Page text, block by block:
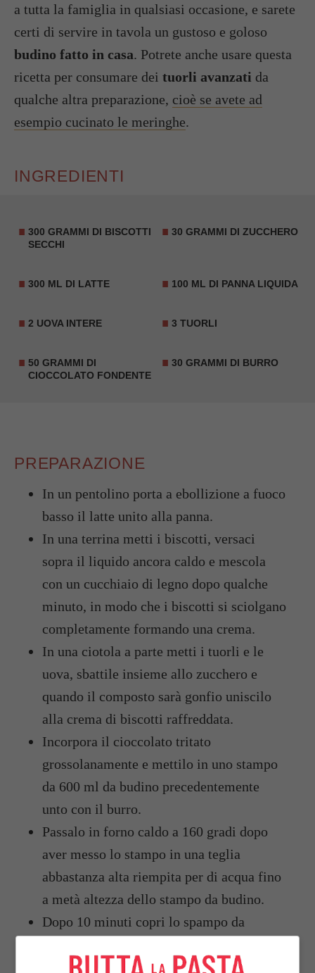
a tutta la famiglia in qualsiasi occasione, e sarete
certi di servire in tavola un gustoso e goloso
budino fatto in casa. Potrete anche usare questa
ricetta per consumare dei tuorli avanzati da
qualche altra preparazione, cioè se avete ad
esempio cucinato le meringhe.
INGREDIENTI
300 GRAMMI DI BISCOTTI
SECCHI
30 GRAMMI DI ZUCCHERO
300 ML DI LATTE 100 ML DI PANNA LIQUIDA
2 UOVA INTERE 3 TUORLI
50 GRAMMI DI
CIOCCOLATO FONDENTE
30 GRAMMI DI BURRO
PREPARAZIONE
In un pentolino porta a ebollizione a fuoco
basso il latte unito alla panna.
In una terrina metti i biscotti, versaci
sopra il liquido ancora caldo e mescola
con un cucchiaio di legno dopo qualche
minuto, in modo che i biscotti si sciolgano
completamente formando una crema.
In una ciotola a parte metti i tuorli e le
uova, sbattile insieme allo zucchero e
quando il composto sarà gonfio uniscilo
alla crema di biscotti raffreddata.
Incorpora il cioccolato tritato
grossolanamente e mettilo in uno stampo
da 600 ml da budino precedentemente
unto con il burro.
Passalo in forno caldo a 160 gradi dopo
aver messo lo stampo in una teglia
abbastanza alta riempita per di acqua fino
a metà altezza dello stampo da budino.
Dopo 10 minuti copri lo spampo da
bordi e pratica 4 fori da dove il vapore